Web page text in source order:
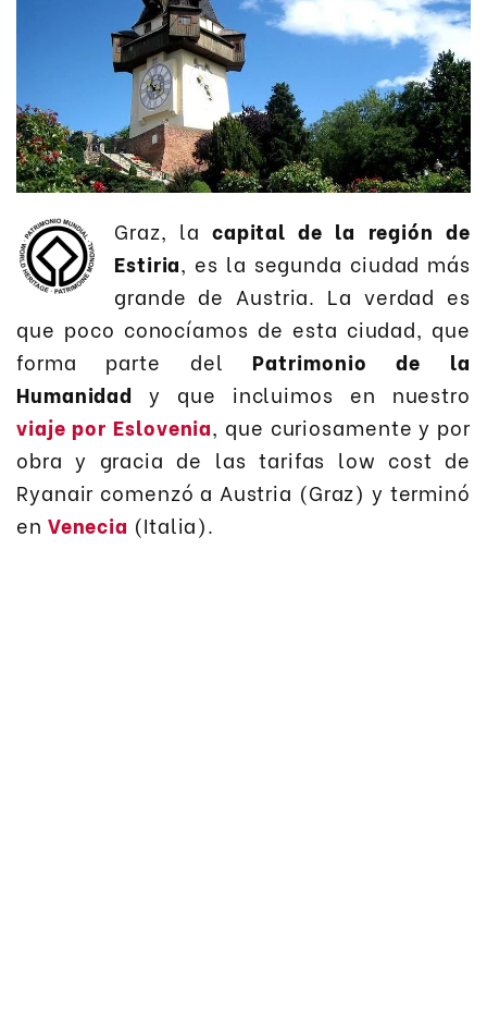
Graz, la capital de la región de
Estiria, es la segunda ciudad más
grande de Austria. La verdad es
que poco conocíamos de esta ciudad, que
forma parte del Patrimonio de la
Humanidad y que incluimos en nuestro
viaje por Eslovenia, que curiosamente y por
obra y gracia de las tarifas low cost de
Ryanair comenzó a Austria (Graz) y terminó
en Venecia (Italia).